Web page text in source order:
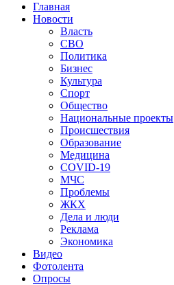
Главная
Новости
Власть
СВО
Политика
Бизнес
Культура
Спорт
Общество
Национальные проекты
Происшествия
Образование
Медицина
COVID-19
МЧС
Проблемы
ЖКХ
Дела и люди
Реклама
Экономика
Видео
Фотолента
Опросы